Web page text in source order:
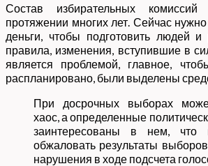
Состав избирательных
протяжении многих лет. Сейчас
деньги, чтобы подготовить людей
правила, изменения, вступившие в
является проблемой, главное,
распланировано, были выделены
При досрочных выборах
хаос, а определенные
заинтересованы в нем, что
обжаловать результаты
нарушения в ходе подсчета